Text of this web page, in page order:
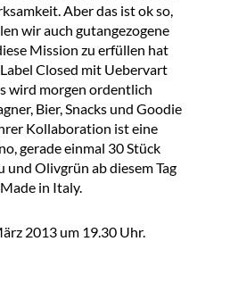
Aber das ist ok so,
wir auch gutangezogene
Mission zu erfüllen hat
Closed mit Uebervart
wird morgen ordentlich
Bier, Snacks und Goodie
Kollaboration ist eine
gerade einmal 30 Stück
und Olivgrün ab diesem Tag
in Italy.
2013 um 19.30 Uhr.